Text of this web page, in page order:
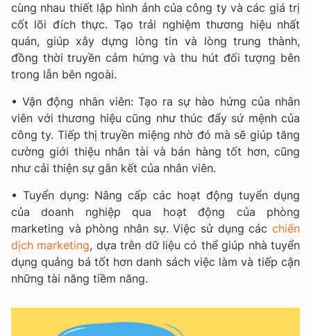
cùng nhau thiết lập hình ảnh của công ty và các giá trị
cốt lõi đích thực. Tạo trải nghiệm thương hiệu nhất
quán, giúp xây dựng lòng tin và lòng trung thành,
đồng thời truyền cảm hứng và thu hút đối tượng bên
trong lẫn bên ngoài.
• Vận động nhân viên: Tạo ra sự hào hứng của nhân
viên với thương hiệu cũng như thúc đẩy sứ mệnh của
công ty. Tiếp thị truyền miệng nhờ đó mà sẽ giúp tăng
cường giới thiệu nhân tài và bán hàng tốt hơn, cũng
như cải thiện sự gắn kết của nhân viên.
• Tuyển dụng: Nâng cấp các hoạt động tuyển dụng
của doanh nghiệp qua hoạt động của phòng
marketing và phòng nhân sự. Việc sử dụng các chiến
dịch marketing, dựa trên dữ liệu có thể giúp nhà tuyển
dụng quảng bá tốt hơn danh sách việc làm và tiếp cận
những tài năng tiềm năng.